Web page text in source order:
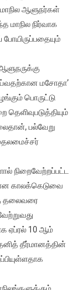
ஆளுநர்கள்
மாநில நிர்வாக
மசோதா’
பொருட்டு
பல்வேறு
நிறைவேற்றப்பட்ட
காலக்கெடுவை
தலைவரை
ஏப்ரல் 10 ஆம்
தனித் தீர்மானத்தின்